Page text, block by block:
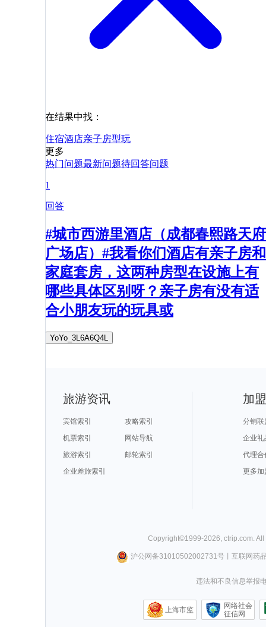
在结果中找：
住宿酒店亲子房型玩
更多
热门问题最新问题待回答问题
1
回答
#城市西游里酒店（成都春熙路天府
广场店）#我看你们酒店有亲子房和
家庭套房，这两种房型在设施上有
哪些具体区别呀？亲子房有没有适
合小朋友玩的玩具或
YoYo_3L6A6Q4L
旅游资讯
宾馆索引
攻略索引
机票索引
网站导航
旅游索引
邮轮索引
企业差旅索引
加
分销联
企业礼
代理合
更多加
Copyright©1999-2026 ctrip.com .
沪公网备31010502002731号丨 互联网药
违法和不良信息举报
上海市监
网络社会
征信网